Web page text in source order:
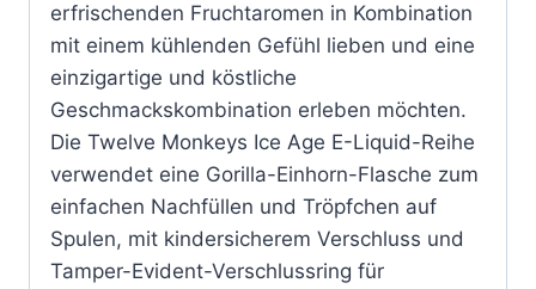
erfrischenden Fruchtaromen in Kombination
mit einem kühlenden Gefühl lieben und eine
einzigartige und köstliche
Geschmackskombination erleben möchten.
Die Twelve Monkeys Ice Age E-Liquid-Reihe
verwendet eine Gorilla-Einhorn-Flasche zum
einfachen Nachfüllen und Tröpfchen auf
Spulen, mit kindersicherem Verschluss und
Tamper-Evident-Verschlussring für